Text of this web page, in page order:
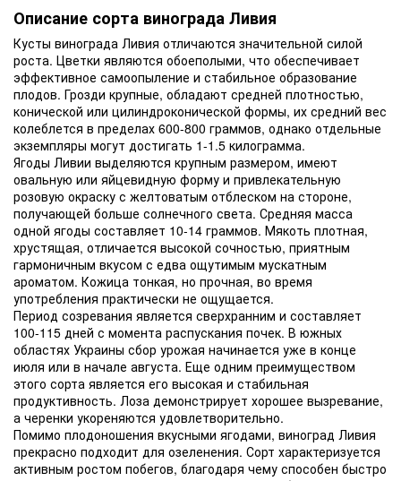
Описание сорта винограда Ливия
Кусты винограда Ливия отличаются значительной силой
роста. Цветки являются обоеполыми, что обеспечивает
эффективное самоопыление и стабильное образование
плодов. Грозди крупные, обладают средней плотностью,
конической или цилиндроконической формы, их средний вес
колеблется в пределах 600-800 граммов, однако отдельные
экземпляры могут достигать 1-1.5 килограмма.
Ягоды Ливии выделяются крупным размером, имеют
овальную или яйцевидную форму и привлекательную
розовую окраску с желтоватым отблеском на стороне,
получающей больше солнечного света. Средняя масса
одной ягоды составляет 10-14 граммов. Мякоть плотная,
хрустящая, отличается высокой сочностью, приятным
гармоничным вкусом с едва ощутимым мускатным
ароматом. Кожица тонкая, но прочная, во время
употребления практически не ощущается.
Период созревания является сверхранним и составляет
100-115 дней с момента распускания почек. В южных
областях Украины сбор урожая начинается уже в конце
июля или в начале августа. Еще одним преимуществом
этого сорта является его высокая и стабильная
продуктивность. Лоза демонстрирует хорошее вызревание,
а черенки укореняются удовлетворительно.
Помимо плодоношения вкусными ягодами, виноград Ливия
прекрасно подходит для озеленения. Сорт характеризуется
активным ростом побегов, благодаря чему способен быстро